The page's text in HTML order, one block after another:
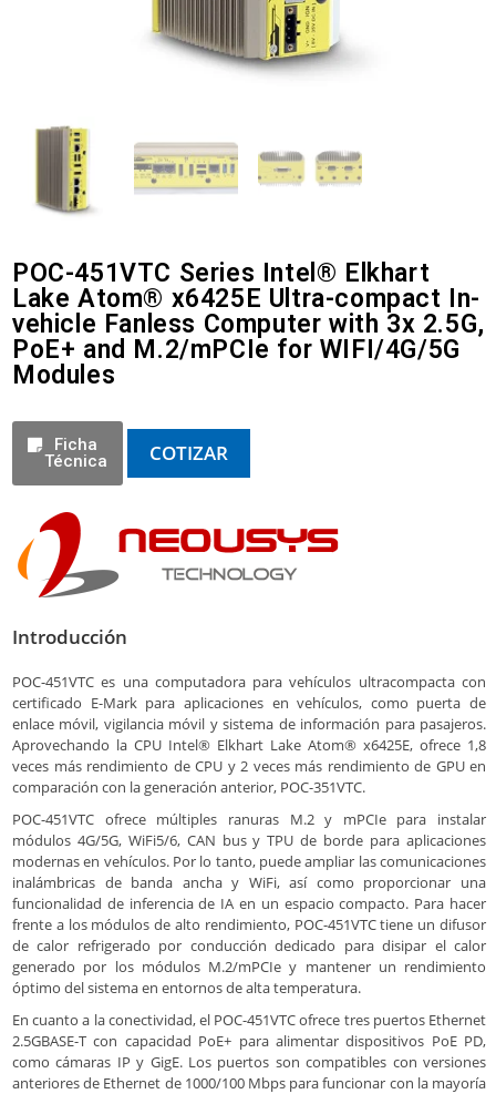
POC-451VTC Series Intel® Elkhart
Lake Atom® x6425E Ultra-compact In-
vehicle Fanless Computer with 3x 2.5G,
PoE+ and M.2/mPCIe for WIFI/4G/5G
Modules
Ficha
Técnica
COTIZAR
Introducción
POC-451VTC es una computadora para vehículos ultracompacta con
certificado E-Mark para aplicaciones en vehículos, como puerta de
enlace móvil, vigilancia móvil y sistema de información para pasajeros.
Aprovechando la CPU Intel® Elkhart Lake Atom® x6425E, ofrece 1,8
veces más rendimiento de CPU y 2 veces más rendimiento de GPU en
comparación con la generación anterior, POC-351VTC.
POC-451VTC ofrece múltiples ranuras M.2 y mPCIe para instalar
módulos 4G/5G, WiFi5/6, CAN bus y TPU de borde para aplicaciones
modernas en vehículos. Por lo tanto, puede ampliar las comunicaciones
inalámbricas de banda ancha y WiFi, así como proporcionar una
funcionalidad de inferencia de IA en un espacio compacto. Para hacer
frente a los módulos de alto rendimiento, POC-451VTC tiene un difusor
de calor refrigerado por conducción dedicado para disipar el calor
generado por los módulos M.2/mPCIe y mantener un rendimiento
óptimo del sistema en entornos de alta temperatura.
En cuanto a la conectividad, el POC-451VTC ofrece tres puertos Ethernet
2.5GBASE-T con capacidad PoE+ para alimentar dispositivos PoE PD,
como cámaras IP y GigE. Los puertos son compatibles con versiones
anteriores de Ethernet de 1000/100 Mbps para funcionar con la mayoría